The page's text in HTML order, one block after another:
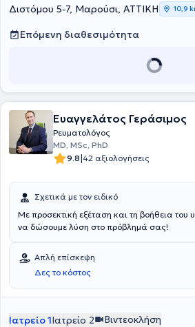
Διστόμου 5-7, Μαρούσι, ΑΤΤΙΚΗ 10,9
Επόμενη διαθεσιμότητα
Ευαγγελάτος Γεράσιμος
Ρευματολόγος
MD, MSc, PhD
9.8|42 αξιολογήσεις
Σχετικά με τον ειδικό
Με προσεκτική εξέταση και τη βοήθεια του
να δώσουμε λύση στο πρόβλημά σας!
Απλή επίσκεψη
Δες το κόστος
Ιατρείο 1Ιατρείο 2 Βιντεοκλήση